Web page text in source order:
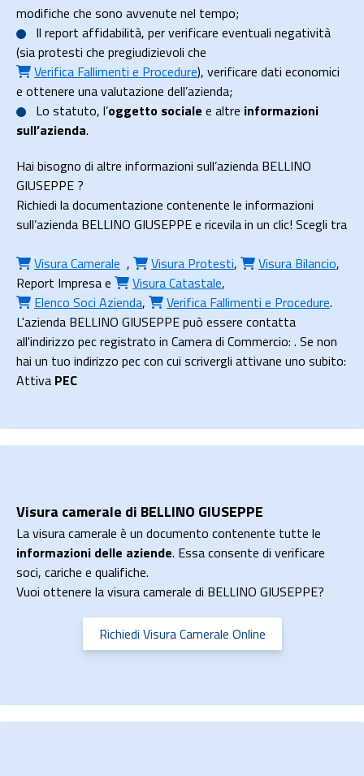
modifiche che sono avvenute nel tempo;
Il report affidabilità, per verificare eventuali negatività
(sia protesti che pregiudizievoli che
Verifica Fallimenti e Procedure), verificare dati economici
e ottenere una valutazione dell’azienda;
Lo statuto, l’oggetto sociale e altre informazioni
sull’azienda.
Hai bisogno di altre informazioni sull’azienda BELLINO
GIUSEPPE ?
Richiedi la documentazione contenente le informazioni
sull’azienda BELLINO GIUSEPPE e ricevila in un clic! Scegli tra
Visura Camerale , Visura Protesti, Visura Bilancio,
Report Impresae Visura Catastale,
Elenco Soci Azienda, Verifica Fallimenti e Procedure.
L'azienda BELLINO GIUSEPPE può essere contatta
all'indirizzo pec registrato in Camera di Commercio: . Se non
hai un tuo indirizzo pec con cui scrivergli attivane uno subito:
Attiva PEC
Visura camerale di BELLINO GIUSEPPE
La visura camerale è un documento contenente tutte le
informazioni delle aziende. Essa consente di verificare
soci, cariche e qualifiche.
Vuoi ottenere la visura camerale di BELLINO GIUSEPPE?
Richiedi Visura Camerale Online